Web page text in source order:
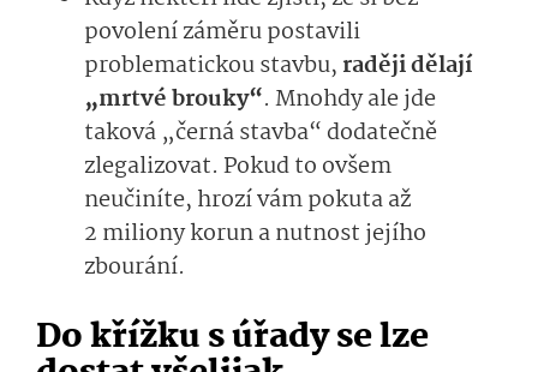
povolení záměru postavili
problematickou stavbu, raději dělají
„mrtvé brouky“. Mnohdy ale jde
taková „černá stavba“ dodatečně
zlegalizovat. Pokud to ovšem
neučiníte, hrozí vám pokuta až
2 miliony korun a nutnost jejího
zbourání.
Do křížku s úřady se lze